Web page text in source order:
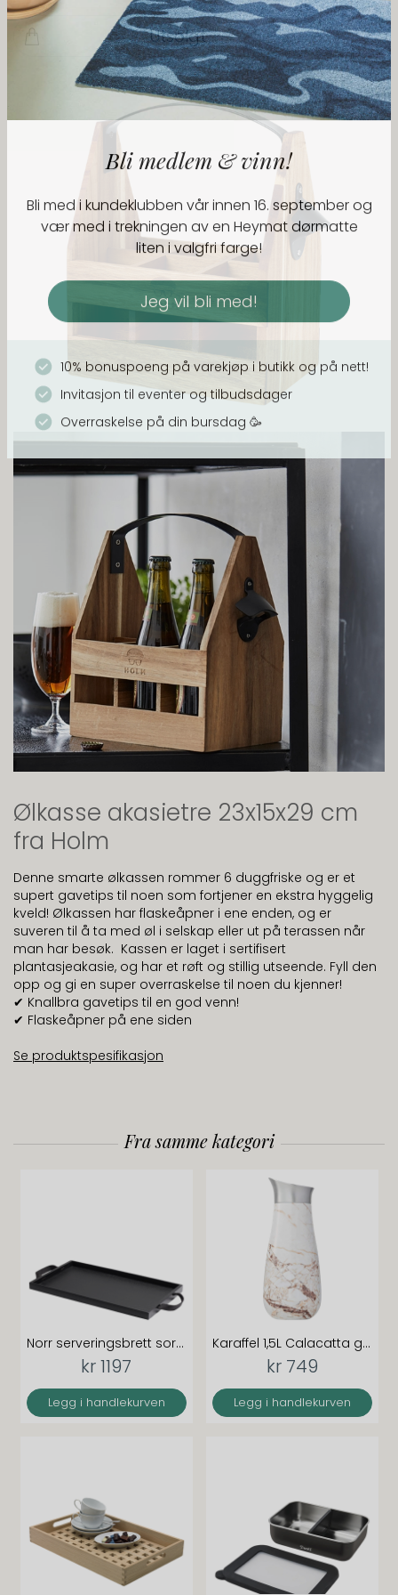
Utsolgt
Ølkasse akasietre 23x15x29 cm
fra Holm
Denne smarte ølkassen rommer 6 duggfriske og er et
supert gavetips til noen som fortjener en ekstra hyggelig
kveld! Ølkassen har flaskeåpner i ene enden, og er
suveren til å ta med øl i selskap eller ut på terassen når
man har besøk. Kassen er laget i sertifisert
plantasjeakasie, og har et røft og stillig utseende. Fyll den
opp og gi en super overraskelse til noen du kjenner!
✔ Knallbra gavetips til en god venn!
✔ Flaskeåpner på ene siden
Se produktspesifikasjon
Fra samme kategori
Norr serveringsbrett sort eik 25x46 cm
kr 1197
Legg i handlekurven
Karaffel 1,5L Calacatta gold
kr 749
Legg i handlekurven
10% bonuspoeng på varekjøp i butikk og på nett!
Invitasjon til eventer og tilbudsdager
Overraskelse på din bursdag🥳